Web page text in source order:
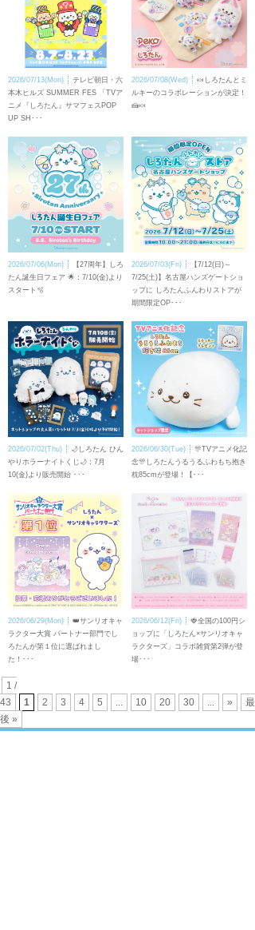
2026/07/13(Mon)
テレビ朝日・六
本木ヒルズ SUMMER FES 「TVア
ニメ『しろたん』サマフェスPOP
UP SH･･･
2026/07/08(Wed)
🍬しろたんとミ
ルキーのコラボレーションが決定！
🍰🍬
2026/07/06(Mon)
【27周年】しろ
たん誕生日フェア 🌟：7/10(金)より
スタート🫧
2026/07/03(Fri)
【7/12(日)～
7/25(土)】名古屋ハンズゲートショ
ップに しろたんふんわりストアが
期間限定OP･･･
2026/07/02(Thu)
🌙しろたん ひん
やりホラーナイトくじ🌙：7月
10(金)より販売開始 ･･･
2026/06/30(Tue)
🎊TVアニメ化記
念🎊しろたんうるうるふわもち抱き
枕85cmが登場！【･･･
2026/06/29(Mon)
👑サンリオキャ
ラクター大賞 パートナー部門でし
ろたんが第１位に選ばれまし
た！･･･
2026/06/12(Fri)
🍓全国の100円シ
ョップに「しろたん×サンリオキャ
ラクターズ」コラボ雑貨第2弾が登
場･･･
1 /
43
1 2 3 4 5 ... 10 20 30 ... »
最
後 »